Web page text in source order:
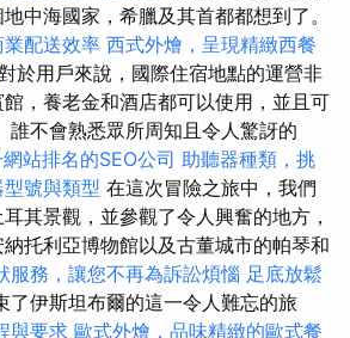
中海國家，希臘及其首都都想到了。
配送效率 西式外燴，呈現精緻西餐
於用戶來說，國際住宿地點的運營非
，養老金和酒店都可以使用，並且可
誰不會熟悉眾所周知且令人驚訝的
站排名的SEO公司 助聽器種類，挑
號與類型 在這次冒險之旅中，我們
其景觀，並參觀了令人興奮的地方，
托利亞博物館以及古董城市的帕琴和
服務，讓您不再為訴訟煩惱 足底放鬆
了伊斯坦布爾的這一令人難忘的旅
與要求 歐式外燴，品味精緻的歐式餐